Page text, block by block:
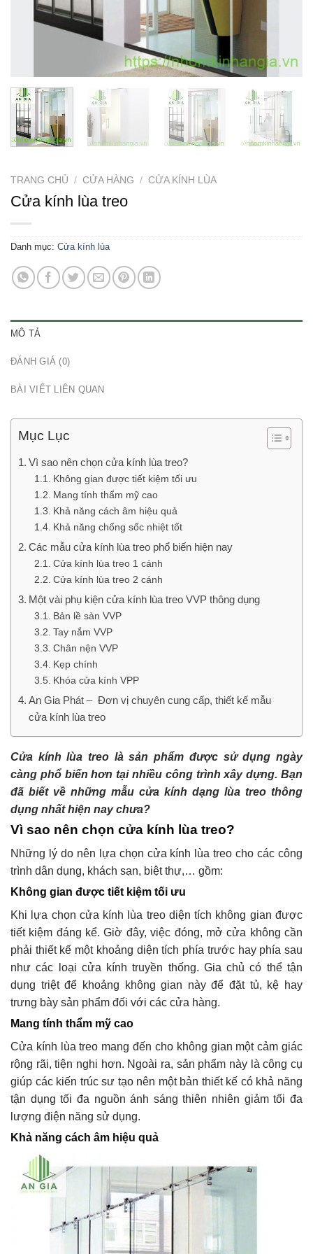
TRANG CHỦ / CỬA HÀNG / CỬA KÍNH LÙA
Cửa kính lùa treo
Danh mục: Cửa kính lùa
MÔ TẢ
ĐÁNH GIÁ (0)
BÀI VIẾT LIÊN QUAN
Mục Lục
Vì sao nên chọn cửa kính lùa treo?
Không gian được tiết kiệm tối ưu
Mang tính thẩm mỹ cao
Khả năng cách âm hiệu quả
Khả năng chống sốc nhiệt tốt
Các mẫu cửa kính lùa treo phổ biến hiện nay
Cửa kính lùa treo 1 cánh
Cửa kính lùa treo 2 cánh
Một vài phụ kiện cửa kính lùa treo VVP thông dụng
Bản lề sàn VVP
Tay nắm VVP
Chân nện VVP
Kẹp chính
Khóa cửa kính VPP
An Gia Phát – Đơn vị chuyên cung cấp, thiết kế mẫu
cửa kính lùa treo
Cửa kính lùa treo là sản phẩm được sử dụng ngày
càng phổ biến hơn tại nhiều công trình xây dựng. Bạn
đã biết về những mẫu cửa kính dạng lùa treo thông
dụng nhất hiện nay chưa?
Vì sao nên chọn cửa kính lùa treo?
Những lý do nên lựa chọn cửa kính lùa treo cho các công
trình dân dụng, khách sạn, biệt thự,… gồm:
Không gian được tiết kiệm tối ưu
Khi lựa chọn cửa kính lùa treo diện tích không gian được
tiết kiệm đáng kể. Giờ đây, việc đóng, mở cửa không cần
phải thiết kế một khoảng diện tích phía trước hay phía sau
như các loại cửa kính truyền thống. Gia chủ có thể tận
dụng triệt để khoảng không gian này để đặt tủ, kệ hay
trưng bày sản phẩm đối với các cửa hàng.
Mang tính thẩm mỹ cao
Cửa kính lùa treo mang đến cho không gian một cảm giác
rộng rãi, tiện nghi hơn. Ngoài ra, sản phẩm này là công cụ
giúp các kiến trúc sư tạo nên một bản thiết kế có khả năng
tận dụng tối đa nguồn ánh sáng thiên nhiên giảm tối đa
lượng điện năng sử dụng.
Khả năng cách âm hiệu quả